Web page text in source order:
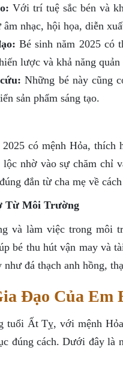
Với trí tuệ sắc bén và
nhạc, hội họa, diễn
Bé sinh năm 2025 có
lược và khả năng
Những bé này cũng
sản phẩm sáng tạo.
có mệnh Hỏa,
nhờ vào sự chăm chỉ
đắn từ cha mẹ về
Từ Môi Trường
và làm việc trong môi
bé thu hút vận may và
như đá thạch anh hồng,
Đạo Của Em
tuổi Ất Tỵ, với mệnh
đúng cách. Dưới đây là